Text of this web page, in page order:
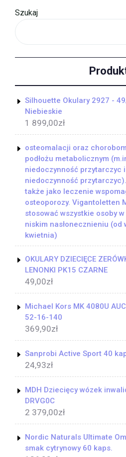
Szukaj
Silhouette Okulary 2927 -
Niebieskie
1 899,00zł
osteomalacji oraz
podłożu metabolicznym
niedoczynność przytarczyc
niedoczynność
także jako leczenie
osteoporozy. Vigantoletten
stosować wszystkie osoby
niskim nasłonecznieniu (od
kwietnia)
OKULARY DZIECIĘCE
LENONKI PK15 CZARNE
49,00zł
Michael Kors MK 4080U
52-16-140
369,90zł
Sanprobi Active Sport 40
24,93zł
MDH Dziecięcy wózek
DRVG0C
2 379,00zł
Nordic Naturals Ultimate
smak cytrynowy 60 kaps.